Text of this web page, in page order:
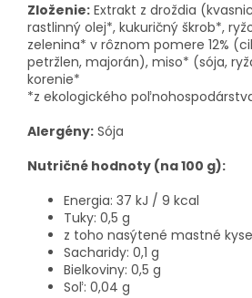
Zloženie: Extrakt z droždia
rastlinný olej*, kukuričný škrob*,
zelenina* v rôznom pomere 12%
petržlen, majorán), miso* (sója,
korenie*
*z ekologického
Alergény: Sója
Nutričné hodnoty (na 100 g):
Energia: 37 kJ / 9 kcal
Tuky: 0,5 g
z toho nasýtené mastné
Sacharidy: 0,1 g
Bielkoviny: 0,5 g
Soľ: 0,04 g